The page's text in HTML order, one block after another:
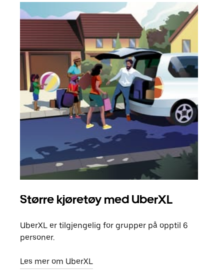
Større kjøretøy med UberXL
UberXL er tilgjengelig for grupper på opptil 6
personer.
Les mer om UberXL